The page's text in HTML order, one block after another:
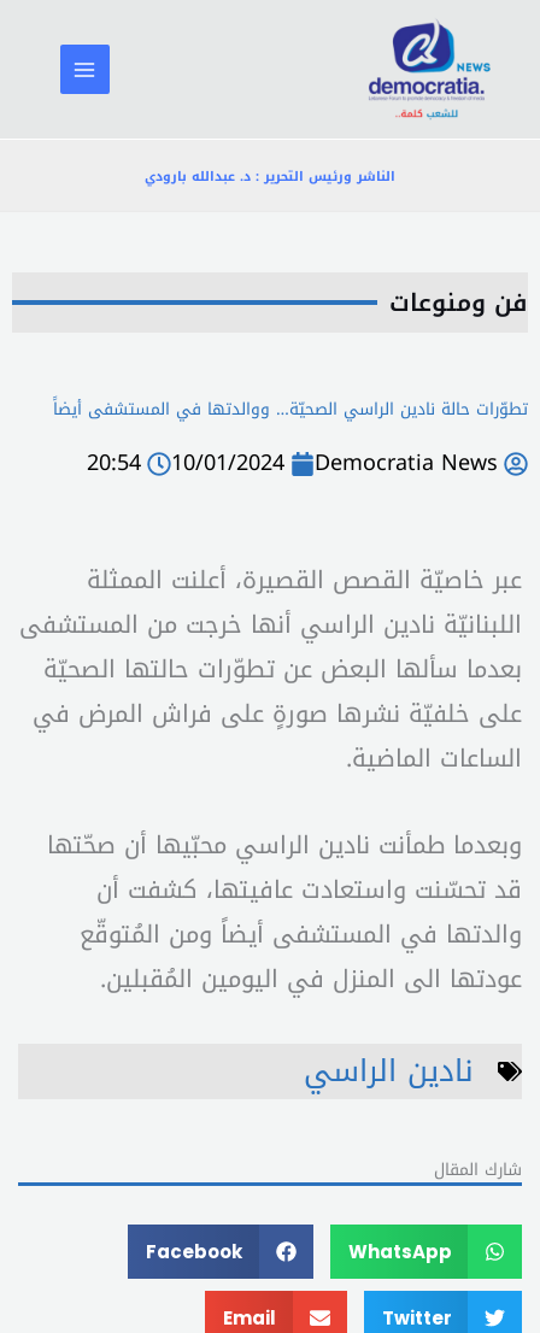
المحتوى
الناشر ورئيس التحرير : د. عبدالله بارودي
فن ومنوعات
تطوّرات حالة نادين الراسي الصحيّة… ووالدتها في المستشفى أيضاً
Democratia News
10/01/2024
20:54
عبر خاصيّة القصص القصيرة، أعلنت الممثلة
اللبنانيّة نادين الراسي أنها خرجت من المستشفى
بعدما سألها البعض عن تطوّرات حالتها الصحيّة
على خلفيّة نشرها صورةٍ على فراش المرض في
الساعات الماضية.
وبعدما طمأنت نادين الراسي محبّيها أن صحّتها
قد تحسّنت واستعادت عافيتها، كشفت أن
والدتها في المستشفى أيضاً ومن المُتوقّع
عودتها الى المنزل في اليومين المُقبلين.
نادين الراسي
شارك المقال
WhatsApp
Facebook
Twitter
Email